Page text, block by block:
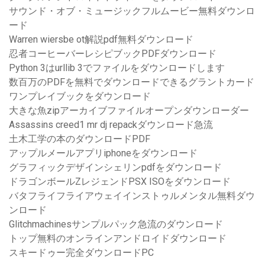
サウンド・オブ・ミュージックフルムービー無料ダウンロ
ード
Warren wiersbe ot解説pdf無料ダウンロード
忍者コーヒーバーレシピブックPDFダウンロード
Python 3はurllib 3でファイルをダウンロードします
数百万のPDFを無料でダウンロードできるグラントカード
ワンプレイブックをダウンロード
大きな魚zipアーカイブファイルオープンダウンローダー
Assassins creed1 mr dj repackダウンロード急流
土木工学の本のダウンロードPDF
アップルメールアプリiphoneをダウンロード
グラフィックデザインシェリンpdfをダウンロード
ドラゴンボールZレジェンドPSX ISOをダウンロード
バタフライフライアウェイインストゥルメンタル無料ダウ
ンロード
Glitchmachinesサンプルパック急流のダウンロード
トップ無料のオンラインアンドロイドダウンロード
スキードゥー完全ダウンロードPC